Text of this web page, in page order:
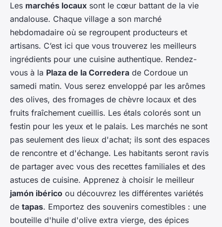
Les marchés locaux sont le cœur battant de la vie
andalouse. Chaque village a son marché
hebdomadaire où se regroupent producteurs et
artisans. C’est ici que vous trouverez les meilleurs
ingrédients pour une cuisine authentique. Rendez-
vous à la Plaza de la Corredera de Cordoue un
samedi matin. Vous serez enveloppé par les arômes
des olives, des fromages de chèvre locaux et des
fruits fraîchement cueillis. Les étals colorés sont un
festin pour les yeux et le palais. Les marchés ne sont
pas seulement des lieux d'achat; ils sont des espaces
de rencontre et d'échange. Les habitants seront ravis
de partager avec vous des recettes familiales et des
astuces de cuisine. Apprenez à choisir le meilleur
jamón ibérico ou découvrez les différentes variétés
de tapas. Emportez des souvenirs comestibles : une
bouteille d'huile d'olive extra vierge, des épices